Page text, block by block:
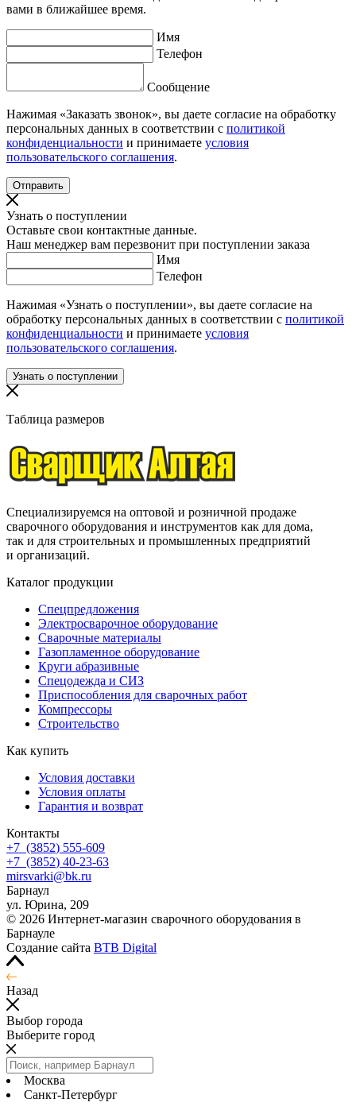
вами в ближайшее время.
Имя
Телефон
Сообщение
Нажимая «Заказать звонок», вы даете согласие на обработку
персональных данных в соответствии с политикой
конфиденциальности и принимаете условия
пользовательского соглашения.
Узнать о поступлении
Оставьте свои контактные данные.
Наш менеджер вам перезвонит при поступлении заказа
Имя
Телефон
Нажимая «Узнать о поступлении», вы даете согласие на
обработку персональных данных в соответствии с политикой
конфиденциальности и принимаете условия
пользовательского соглашения.
Таблица размеров
Специализируемся на оптовой и розничной продаже
сварочного оборудования и инструментов как для дома,
так и для строительных и промышленных предприятий
и организаций.
Каталог продукции
Спецпредложения
Электросварочное оборудование
Сварочные материалы
Газопламенное оборудование
Круги абразивные
Спецодежда и СИЗ
Приспособления для сварочных работ
Компрессоры
Строительство
Как купить
Условия доставки
Условия оплаты
Гарантия и возврат
Контакты
+7 (3852) 555-609
+7 (3852) 40-23-63
mirsvarki@bk.ru
Барнаул
ул. Юрина, 209
© 2026 Интернет-магазин сварочного оборудования в
Барнауле
Создание сайта BTB Digital
Назад
Выбор города
Выберите город
Москва
Санкт-Петербург